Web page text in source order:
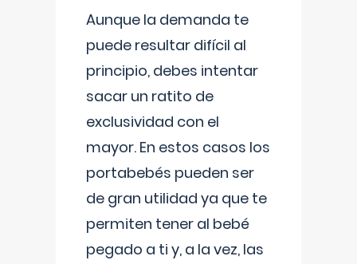
Aunque la demanda te
puede resultar difícil al
principio, debes intentar
sacar un ratito de
exclusividad con el
mayor. En estos casos los
portabebés pueden ser
de gran utilidad ya que te
permiten tener al bebé
pegado a ti y, a la vez, las